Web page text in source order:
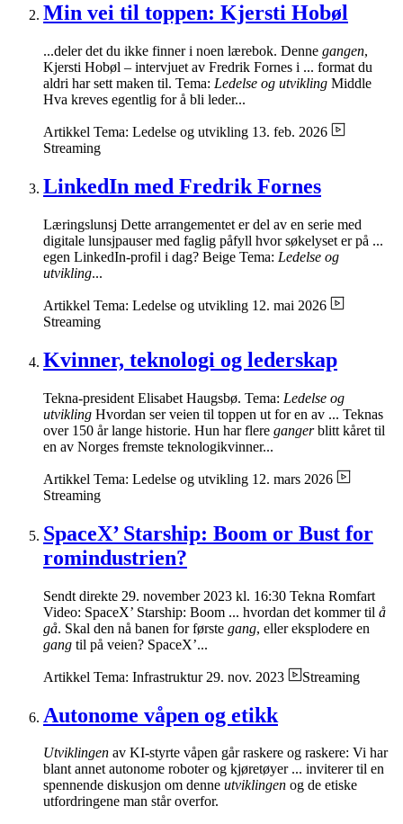
Min vei til toppen: Kjersti Hobøl
...deler det du ikke finner i noen lærebok. Denne gangen,
Kjersti Hobøl – intervjuet av Fredrik Fornes i ... format du
aldri har sett maken til. Tema: Ledelse og utvikling Middle
Hva kreves egentlig for å bli leder...
Artikkel Tema: Ledelse og utvikling 13. feb. 2026
Streaming
LinkedIn med Fredrik Fornes
Læringslunsj Dette arrangementet er del av en serie med
digitale lunsjpauser med faglig påfyll hvor søkelyset er på ...
egen LinkedIn-profil i dag? Beige Tema: Ledelse og
utvikling...
Artikkel Tema: Ledelse og utvikling 12. mai 2026
Streaming
Kvinner, teknologi og lederskap
Tekna-president Elisabet Haugsbø. Tema: Ledelse og
utvikling Hvordan ser veien til toppen ut for en av ... Teknas
over 150 år lange historie. Hun har flere gangerblitt kåret til
en av Norges fremste teknologikvinner...
Artikkel Tema: Ledelse og utvikling 12. mars 2026
Streaming
SpaceX’ Starship: Boom or Bust for
romindustrien?
Sendt direkte 29. november 2023 kl. 16:30 Tekna Romfart
Video: SpaceX’ Starship: Boom ... hvordan det kommer til å
gå. Skal den nå banen for første gang, eller eksplodere en
gang til på veien? SpaceX’...
Artikkel Tema: Infrastruktur 29. nov. 2023 Streaming
Autonome våpen og etikk
Utviklingen av KI-styrte våpen går raskere og raskere: Vi har
blant annet autonome roboter og kjøretøyer ... inviterer til en
spennende diskusjon om denne utviklingen og de etiske
utfordringene man står overfor.